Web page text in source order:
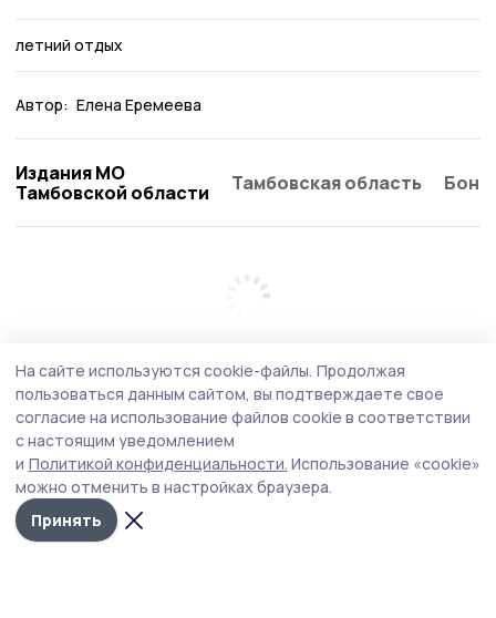
летний отдых
Автор: Елена Еремеева
Издания МО
Тамбовской области
Тамбовская область
На сайте используются cookie-файлы. Продолжая
пользоваться данным сайтом, вы подтверждаете свое
согласие на использование файлов cookie в соответствии
с настоящим уведомлением
и Политикой конфиденциальности. Использование «cookie»
можно отменить в настройках браузера.
Принять